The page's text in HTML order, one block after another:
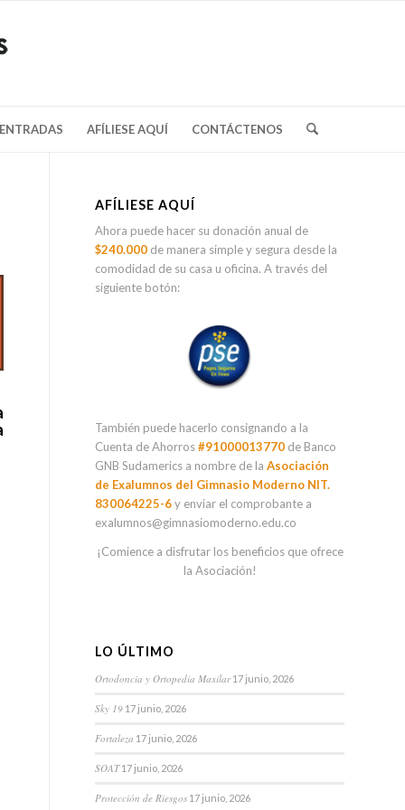
AFÍLIESE AQUÍ CONTÁCTENOS
AFÍLIESE AQUÍ
Ahora puede hacer su donación anual de
$240.000 de manera simple y segura desde la
comodidad de su casa u oficina. A través del
siguiente botón:
También puede hacerlo consignando a la
Cuenta de Ahorros#91000013770 de Banco
GNB Sudamerics a nombre de laAsociación
de Exalumnos del Gimnasio Moderno NIT.
830064225-6y enviar el comprobante a
exalumnos@gimnasiomoderno.edu.co
¡Comience a disfrutar los beneficios que ofrece
la Asociación!
LO ÚLTIMO
Ortodoncia y Ortopedia Maxilar 17 junio, 2026
Sky 19 17 junio, 2026
Fortaleza 17 junio, 2026
SOAT 17 junio, 2026
Protección de Riesgos 17 junio, 2026